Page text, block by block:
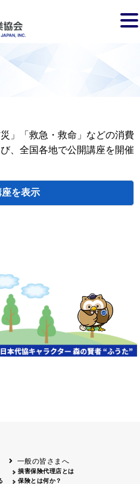
」「救急・救命」などの消費
、全国各地で公開講座を開催
座
度の情報はまだありません。
一般の皆さまへ
損害保険代理店とは
保険とは何か？